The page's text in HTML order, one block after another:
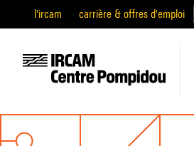
l'ircam carrière & offres d'emploi